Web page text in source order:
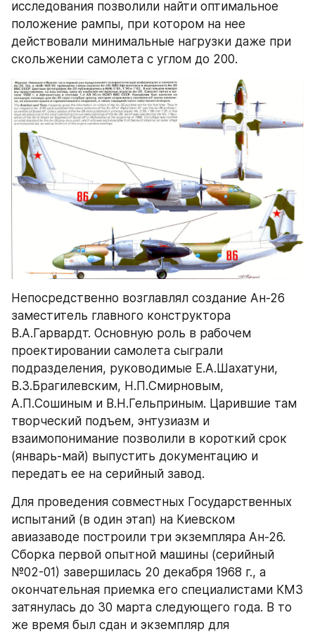
исследования позволили найти оптимальное
положение рампы, при котором на нее
действовали минимальные нагрузки даже при
скольжении самолета с углом до 200.
Непосредственно возглавлял создание Ан-26
заместитель главного конструктора
В.А.Гарвардт. Основную роль в рабочем
проектировании самолета сыграли
подразделения, руководимые Е.А.Шахатуни,
В.3.Брагилевским, Н.П.Смирновым,
А.П.Сошиным и В.Н.Гельприным. Царившие там
творческий подъем, энтузиазм и
взаимопонимание позволили в короткий срок
(январь-май) выпустить документацию и
передать ее на серийный завод.
Для проведения совместных Государственных
испытаний (в один этап) на Киевском
авиазаводе построили три экземпляра Ан-26.
Сборка первой опытной машины (серийный
№02-01) завершилась 20 декабря 1968 г., а
окончательная приемка его специалистами КМЗ
затянулась до 30 марта следующего года. В то
же время был сдан и экземпляр для